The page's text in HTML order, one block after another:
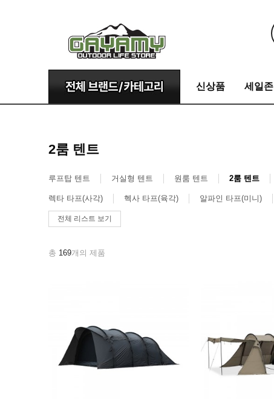
신상품 세일존
2룸 텐트
루프탑 텐트 거실형 텐트 원룸 텐트 2룸 텐트
렉타 타프(사각) 헥사 타프(육각) 알파인 타프(미니)
전체 리스트 보기
총 169개의 제품